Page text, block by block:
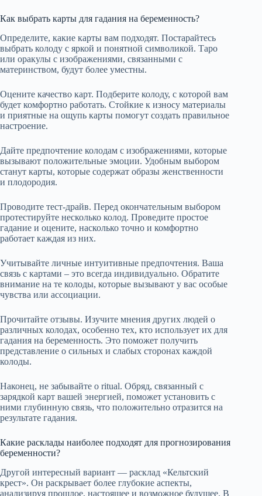
Как выбрать карты для гадания на беременность?
Определите, какие карты вам подходят. Постарайтесь
выбрать колоду с яркой и понятной символикой. Таро
или оракулы с изображениями, связанными с
материнством, будут более уместны.
Оцените качество карт. Подберите колоду, с которой вам
будет комфортно работать. Стойкие к износу материалы
и приятные на ощупь карты помогут создать правильное
настроение.
Дайте предпочтение колодам с изображениями, которые
вызывают положительные эмоции. Удобным выбором
станут карты, которые содержат образы женственности
и плодородия.
Проводите тест-драйв. Перед окончательным выбором
протестируйте несколько колод. Проведите простое
гадание и оцените, насколько точно и комфортно
работает каждая из них.
Учитывайте личные интуитивные предпочтения. Ваша
связь с картами – это всегда индивидуально. Обратите
внимание на те колоды, которые вызывают у вас особые
чувства или ассоциации.
Прочитайте отзывы. Изучите мнения других людей о
различных колодах, особенно тех, кто использует их для
гадания на беременность. Это поможет получить
представление о сильных и слабых сторонах каждой
колоды.
Наконец, не забывайте о ritual. Обряд, связанный с
зарядкой карт вашей энергией, поможет установить с
ними глубинную связь, что положительно отразится на
результате гадания.
Какие расклады наиболее подходят для прогнозирования
беременности?
Другой интересный вариант — расклад «Кельтский
крест». Он раскрывает более глубокие аспекты,
анализируя прошлое, настоящее и возможное будущее. В